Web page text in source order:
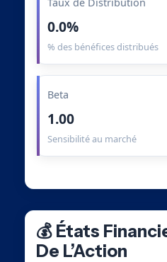
0.0%
% des bénéfices distribués
Beta
1.00
Sensibilité au marché
💰 États
De L’Action